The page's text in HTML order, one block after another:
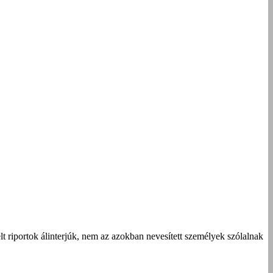
álinterjúk, nem az azokban nevesített személyek szólalnak